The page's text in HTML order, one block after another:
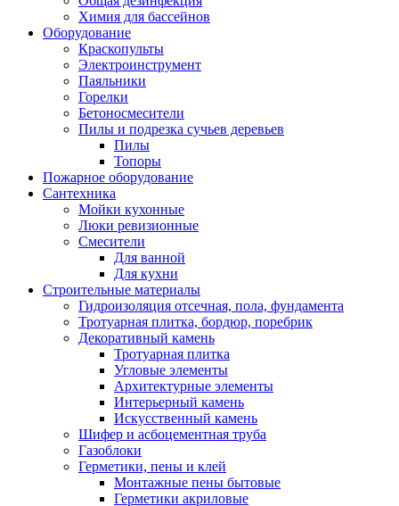
Химия для бассейнов
Оборудование
Краскопульты
Электроинструмент
Паяльники
Горелки
Бетоносмесители
Пилы и подрезка сучьев деревьев
Пилы
Топоры
Пожарное оборудование
Сантехника
Мойки кухонные
Люки ревизионные
Смесители
Для ванной
Для кухни
Строительные материалы
Гидроизоляция отсечная, пола, фундамента
Тротуарная плитка, бордюр, поребрик
Декоративный камень
Тротуарная плитка
Угловые элементы
Архитектурные элементы
Интерьерный камень
Искусственный камень
Шифер и асбоцементная труба
Газоблоки
Герметики, пены и клей
Монтажные пены бытовые
Герметики акриловые